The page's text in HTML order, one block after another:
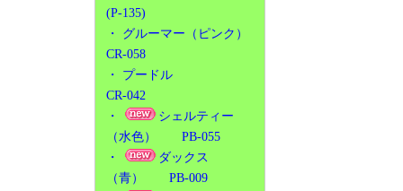
(P-135)
・ グルーマー（ピンク）
CR-058
・ プードル
CR-042
・
シェルティー
（水色） PB-055
・
ダックス
（青） PB-009